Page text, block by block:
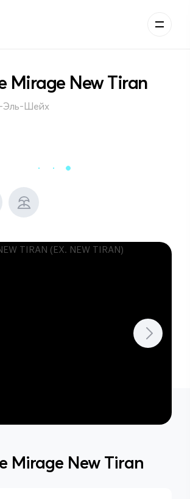
Mirage New Tiran
Эль-Шейх
Mirage New Tiran